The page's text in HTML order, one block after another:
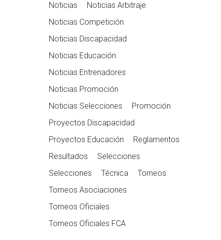
Noticias
Noticias Arbitraje
Noticias Competición
Noticias Discapacidad
Noticias Educación
Noticias Entrenadores
Noticias Promoción
Noticias Selecciones
Promoción
Proyectos Discapacidad
Proyectos Educación
Reglamentos
Resultados
Selecciones
Selecciones
Técnica
Torneos
Torneos Asociaciones
Torneos Oficiales
Torneos Oficiales FCA